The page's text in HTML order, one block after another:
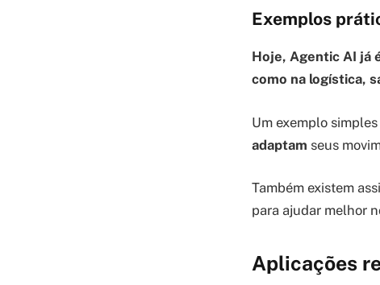
Exemplos
Hoje, Agentic AI já
como na logística,
Um exemplo
adaptam seus
Também existem
para ajudar melhor
Aplicações